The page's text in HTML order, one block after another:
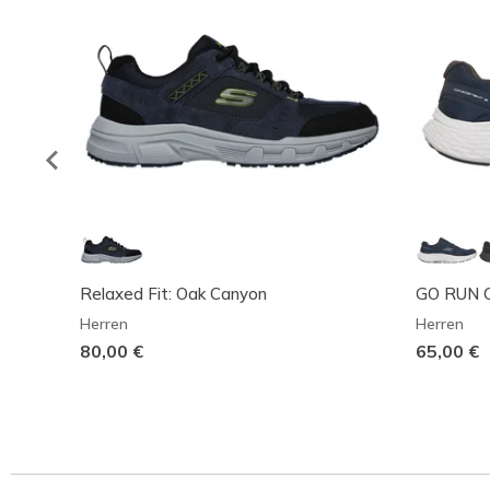
Relaxed Fit: Oak Canyon
Herren
80,00 €
GO RUN
Herren
65,00 €